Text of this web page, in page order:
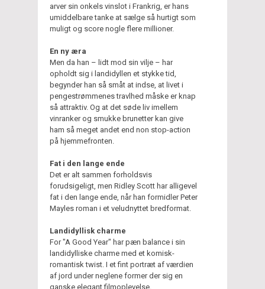
arver sin onkels vinslot i Frankrig, er hans
umiddelbare tanke at sælge så hurtigt som
muligt og score nogle flere millioner.
En ny æra
Men da han – lidt mod sin vilje – har
opholdt sig i landidyllen et stykke tid,
begynder han så småt at indse, at livet i
pengestrømmenes travlhed måske er knap
så attraktiv. Og at det søde liv imellem
vinranker og smukke brunetter kan give
ham så meget andet end non stop-action
på hjemmefronten.
Fat i den lange ende
Det er alt sammen forholdsvis
forudsigeligt, men Ridley Scott har alligevel
fat i den lange ende, når han formidler Peter
Mayles roman i et veludnyttet bredformat.
Landidyllisk charme
For "A Good Year" har pæn balance i sin
landidylliske charme med et komisk-
romantisk twist. I et fint portræt af værdien
af jord under neglene former der sig en
ganske elegant filmoplevelse.